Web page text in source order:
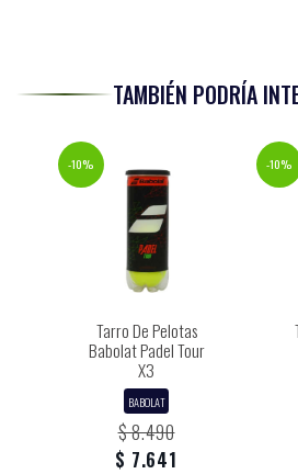
TAMBIÉN PODRÍA
-10%
Tarro De Pelotas
Babolat Padel Tour
X3
BABOLAT
$ 8.490
$ 7.641
-10%